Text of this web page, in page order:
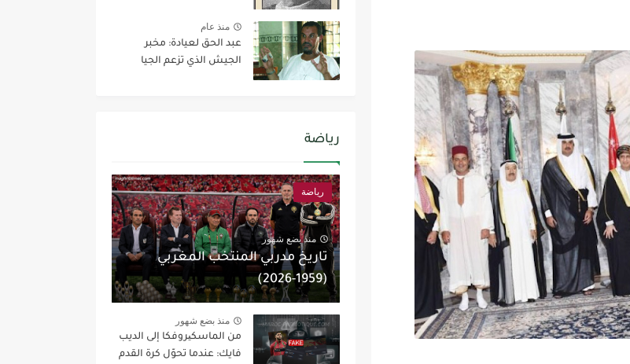
منذ عام
عبد الحق لعيادة: مخبر
الجيش الذي تزعم الجيا
رياضة
رياضة
منذ بضع شهور
تاريخ مدربي المنتخب المغربي
(1959-2026)
منذ بضع شهور
من الماسكیروفكا إلى الديب
فايك: عندما تحوّل كرة القدم